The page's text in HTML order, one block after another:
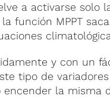
a activarse solo
función MPPT
y con un
tipo de
la misma